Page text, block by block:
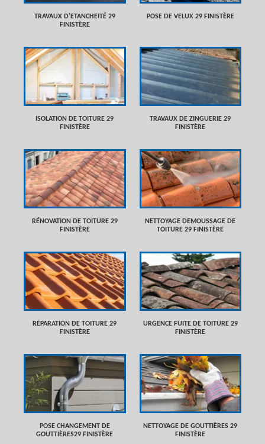
TRAVAUX D'ETANCHEITÉ 29
FINISTÈRE
POSE DE VELUX 29 FINISTÈRE
ISOLATION DE TOITURE 29
FINISTÈRE
TRAVAUX DE ZINGUERIE 29
FINISTÈRE
RÉNOVATION DE TOITURE 29
FINISTÈRE
NETTOYAGE DEMOUSSAGE DE
TOITURE 29 FINISTÈRE
RÉPARATION DE TOITURE 29
FINISTÈRE
URGENCE FUITE DE TOITURE 29
FINISTÈRE
POSE CHANGEMENT DE
GOUTTIÈRES29 FINISTÈRE
NETTOYAGE DE GOUTTIÈRES 29
FINISTÈRE